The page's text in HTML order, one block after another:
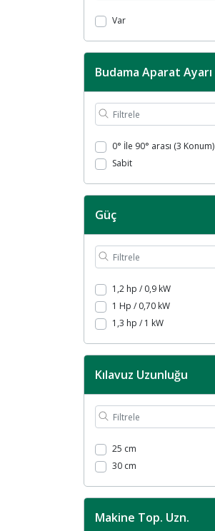
Var
Budama Aparat Ayarı
0° İle 90° arası (3 Konum)
Sabit
Güç
1,2 hp / 0,9 kW
1 Hp / 0,70 kW
1,3 hp / 1 kW
Kılavuz Uzunluğu
25 cm
30 cm
Makine Top. Uzn.